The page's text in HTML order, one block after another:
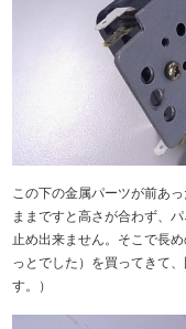
この下の金属パーツが前あ
ままですと高さが合わず、
止め出来ません。そこで長
っとでした）を買ってきて
す。）